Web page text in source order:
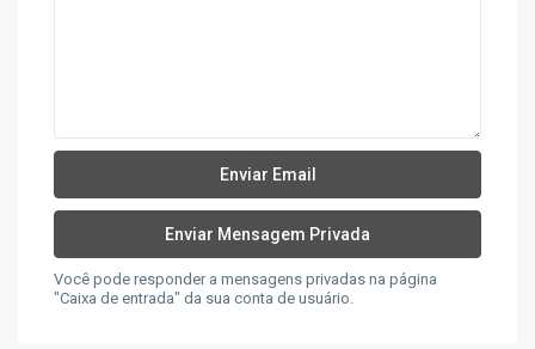
Você pode responder a mensagens privadas na página
"Caixa de entrada" da sua conta de usuário.